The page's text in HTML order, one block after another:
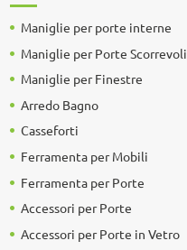
Maniglie per porte interne
Maniglie per Porte Scorrevoli
Maniglie per Finestre
Arredo Bagno
Casseforti
Ferramenta per Mobili
Ferramenta per Porte
Accessori per Porte
Accessori per Porte in Vetro